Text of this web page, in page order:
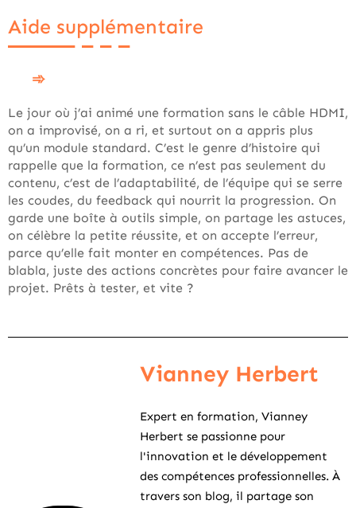
Aide supplémentaire
Le jour où j’ai animé une formation sans le câble HDMI,
on a improvisé, on a ri, et surtout on a appris plus
qu’un module standard. C’est le genre d’histoire qui
rappelle que la formation, ce n’est pas seulement du
contenu, c’est de l’adaptabilité, de l’équipe qui se serre
les coudes, du feedback qui nourrit la progression. On
garde une boîte à outils simple, on partage les astuces,
on célèbre la petite réussite, et on accepte l’erreur,
parce qu’elle fait monter en compétences. Pas de
blabla, juste des actions concrètes pour faire avancer le
projet. Prêts à tester, et vite ?
Vianney Herbert
Expert en formation, Vianney
Herbert se passionne pour
l'innovation et le développement
des compétences professionnelles. À
travers son blog, il partage son